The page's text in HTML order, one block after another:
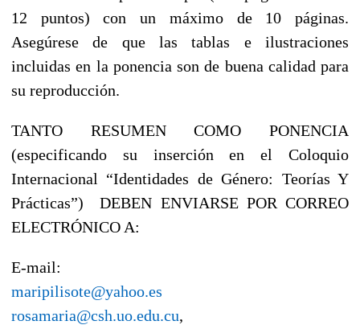
12 puntos) con un máximo de 10 páginas.
Asegúrese de que las tablas e ilustraciones
incluidas en la ponencia son de buena calidad para
su reproducción.
TANTO RESUMEN COMO PONENCIA
(especificando su inserción en el Coloquio
Internacional “Identidades de Género: Teorías Y
Prácticas”) DEBEN ENVIARSE POR CORREO
ELECTRÓNICO A:
E-mail:
maripilisote@yahoo.es
rosamaria@csh.uo.edu.cu,